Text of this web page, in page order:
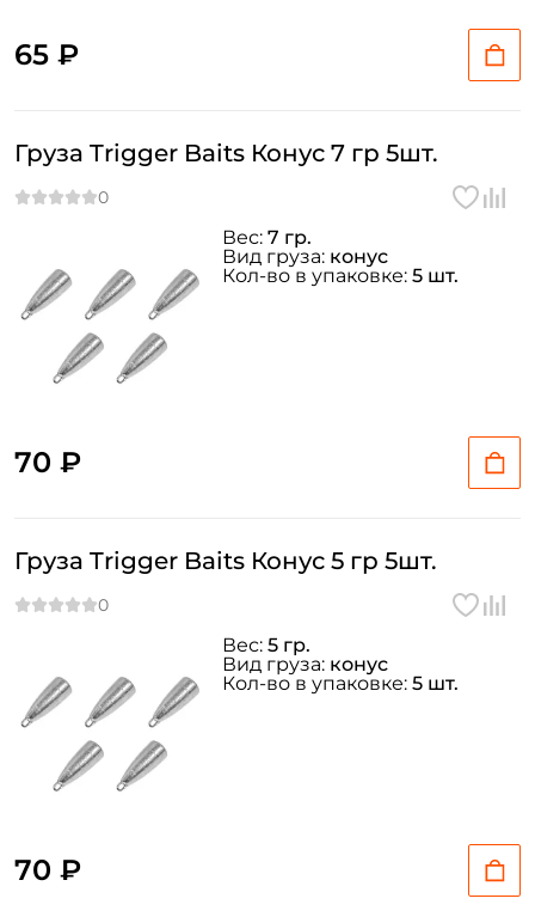
65 ₽
Груза Trigger Baits Конус 7 гр 5шт.
70 ₽
Вес: 7 гр.
Вид груза: конус
Кол-во в упаковке: 5 шт.
Груза Trigger Baits Конус 5 гр 5шт.
70 ₽
Вес: 5 гр.
Вид груза: конус
Кол-во в упаковке: 5 шт.